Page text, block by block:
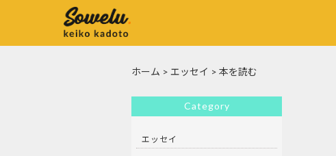
ホーム > エッセイ > 本を読む
Category
エッセイ